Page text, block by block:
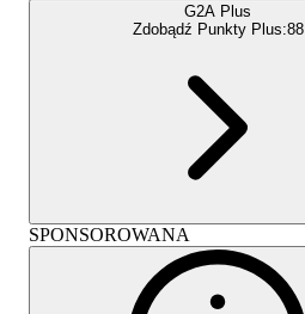
G2A Plus
Zdobądź Punkty Plus:88
SPONSOROWANA